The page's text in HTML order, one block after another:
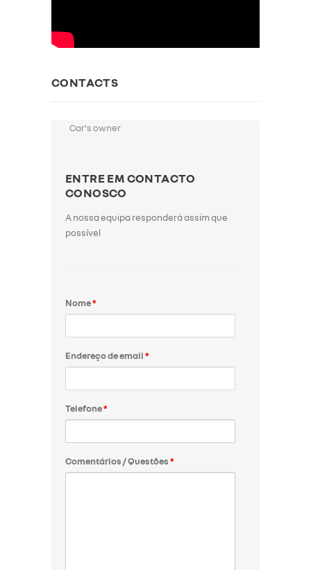
CONTACTS
Car's owner
ENTRE EM CONTACTO
CONOSCO
A nossa equipa responderá assim que
possível
Nome*
Endereço de email*
Telefone*
Comentários / Questões*